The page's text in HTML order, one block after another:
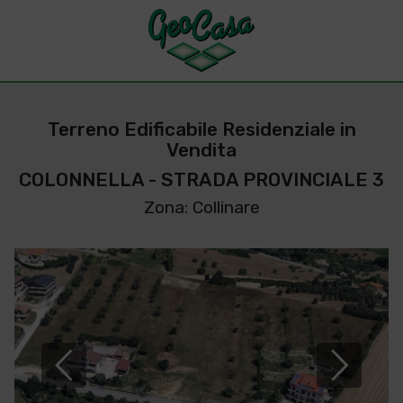
Terreno Edificabile Residenziale in
Vendita
COLONNELLA - STRADA PROVINCIALE 3
Zona: Collinare